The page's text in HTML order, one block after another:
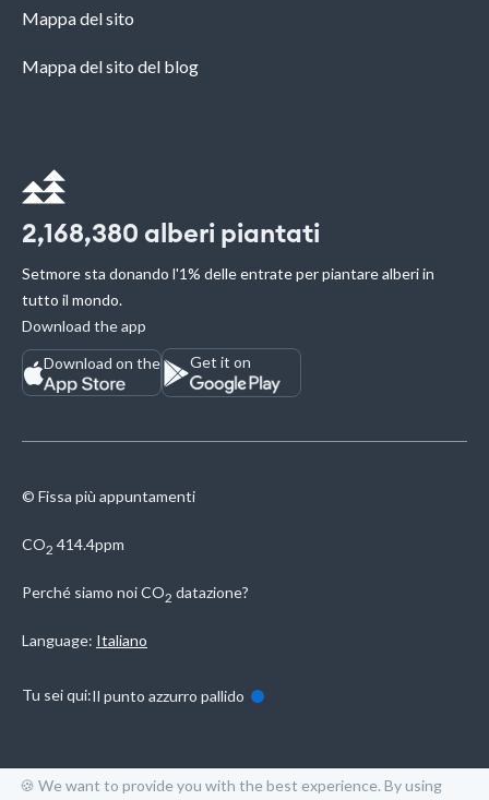
Mappa del sito
Mappa del sito del blog
2,168,380 alberi piantati
Setmore sta donando l'1% delle entrate per piantare alberi in
tutto il mondo.
Download the app
Download on the
Get it on
© Fissa più appuntamenti
CO2 414.4ppm
Perché siamo noiCO2 datazione?
Language: Italiano
Tu sei qui:Il punto azzurro pallido
🍪 We want to provide you with the best experience. By using